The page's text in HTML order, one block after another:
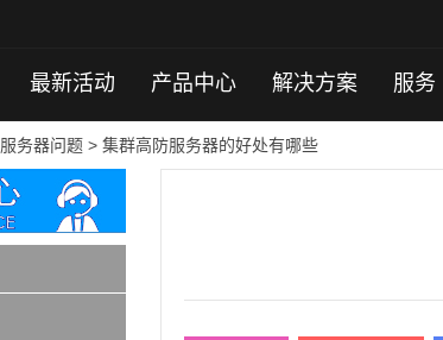
最新活动 产品中心 解决方案 服务
服务器问题 > 集群高防服务器的好处有哪些